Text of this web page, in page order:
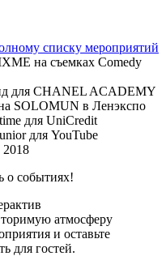
списку мероприятий
на съемках Comedy
для CHANEL ACADEMY
SOLOMUN в Ленэкспо
для UniCredit
для YouTube
о событиях!
атмосферу
и оставьте
для гостей.